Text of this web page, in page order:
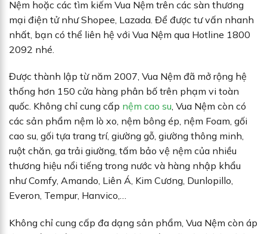
Nệm hoặc các tìm kiếm Vua Nệm trên các sàn thương
mại điện tử như Shopee, Lazada. Để được tư vấn nhanh
nhất, bạn có thể liên hệ với Vua Nệm qua Hotline 1800
2092 nhé.
Được thành lập từ năm 2007, Vua Nệm đã mở rộng hệ
thống hơn 150 cửa hàng phân bố trên phạm vi toàn
quốc. Không chỉ cung cấp nệm cao su, Vua Nệm còn có
các sản phẩm nệm lò xo, nệm bông ép, nệm Foam, gối
cao su, gối tựa trang trí, giường gỗ, giường thông minh,
ruột chăn, ga trải giường, tấm bảo vệ nệm của nhiều
thương hiệu nổi tiếng trong nước và hàng nhập khẩu
như Comfy, Amando, Liên Á, Kim Cương, Dunlopillo,
Everon, Tempur, Hanvico,…
Không chỉ cung cấp đa dạng sản phẩm, Vua Nệm còn áp